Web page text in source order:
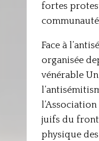
fortes
Face à
organisée
vénérable
juifs du
physique